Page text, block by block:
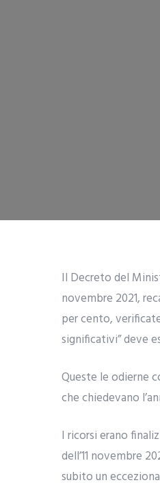
Il Decreto del
novembre 2021,
per cento,
significativi” deve
Queste le odierne
che chiedevano
I ricorsi erano
dell’11 novembre
subito un